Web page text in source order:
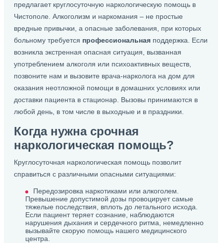
предлагает круглосуточную наркологическую помощь в
Чистополе. Алкоголизм и наркомания – не простые
вредные привычки, а опасные заболевания, при которых
больному требуется профессиональная поддержка. Если
возникла экстренная опасная ситуация, вызванная
употреблением алкоголя или психоактивных веществ,
позвоните нам и вызовите врача-нарколога на дом для
оказания неотложной помощи в домашних условиях или
доставки пациента в стационар. Вызовы принимаются в
любой день, в том числе в выходные и в праздники.
Когда нужна срочная
наркологическая помощь?
Круглосуточная наркологическая помощь позволит
справиться с различными опасными ситуациями:
Передозировка наркотиками или алкоголем.
Превышение допустимой дозы провоцирует самые
тяжелые последствия, вплоть до летального исхода.
Если пациент теряет сознание, наблюдаются
нарушения дыхания и сердечного ритма, немедленно
вызывайте скорую помощь нашего медицинского
центра.